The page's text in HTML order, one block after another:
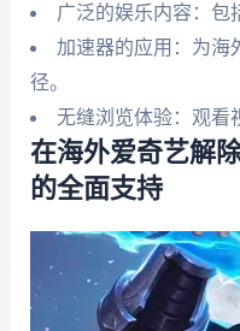
广泛的娱乐内容：包
加速器的应用：为海
径。
无缝浏览体验：观看
在海外爱奇艺解
的全面支持